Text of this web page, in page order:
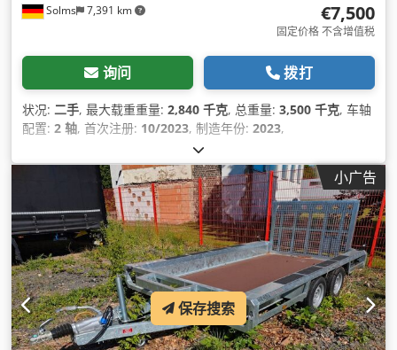
Solms 7,391 km €7,500
固定价格 不含增值税
询问 拨打
状况: 二手, 最大载重重量: 2,840 千克, 总重量: 3,500 千克, 车轴
配置: 2 轴, 首次注册: 10/2023, 制造年份: 2023,
小广告
保存搜索